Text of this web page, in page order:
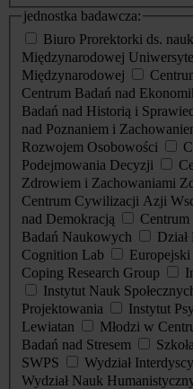
jednostka badawcza:
Biuro Prorektorki ds.
Międzynarodowej
Międzynarodowej
Centrum Badań nad
Badań nad Historią i
nad Poznaniem i
Rozwojem Osobowości
Podejmowania Decyzji
Zdrowiem i Zachowaniami
Centrum Cywilizacji Azji
nad Demokracją
Badań Naukowych
Cognition Lab
Coping Research Group
Instytut Nauk
Projektowania
Instytut
Lewiatan
Młodzi w
Badań nad Stresem
SWPS
Wydział
Wydział Nauk